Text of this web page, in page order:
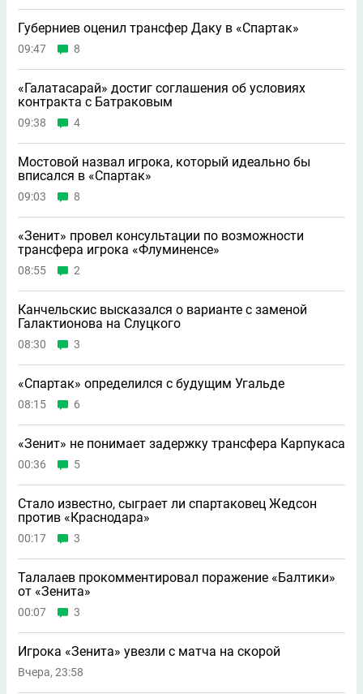
Губерниев оценил трансфер Даку в «Спартак»
09:47 8
«Галатасарай» достиг соглашения об условиях
контракта с Батраковым
09:38 4
Мостовой назвал игрока, который идеально бы
вписался в «Спартак»
09:03 8
«Зенит» провел консультации по возможности
трансфера игрока «Флуминенсе»
08:55 2
Канчельскис высказался о варианте с заменой
Галактионова на Слуцкого
08:30 3
«Спартак» определился с будущим Угальде
08:15 6
«Зенит» не понимает задержку трансфера Карпукаса
00:36 5
Стало известно, сыграет ли спартаковец Жедсон
против «Краснодара»
00:17 3
Талалаев прокомментировал поражение «Балтики»
от «Зенита»
00:07 3
Игрока «Зенита» увезли с матча на скорой
Вчера, 23:58